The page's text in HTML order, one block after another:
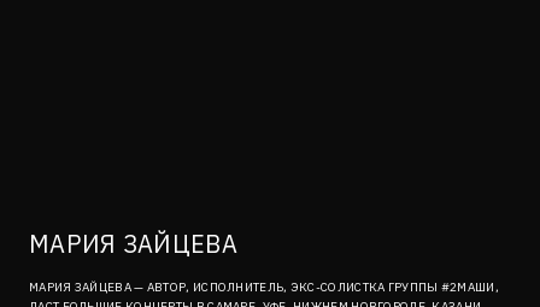
МАРИЯ ЗАЙЦЕВА
МАРИЯ ЗАЙЦЕВА — АВТОР, ИСПОЛНИТЕЛЬ, ЭКС-СОЛИСТКА ГРУППЫ #2МАШИ,